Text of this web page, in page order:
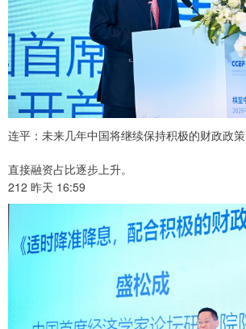
连平：未来几年中国将继续保持积极的财政政策
直接融资占比逐步上升。
212 昨天 16:59